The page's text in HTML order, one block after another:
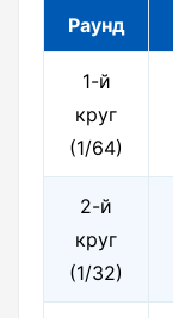
Раунд
1-й
круг
(1/64)
2-й
круг
(1/32)